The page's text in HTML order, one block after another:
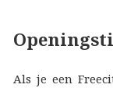
Als je een